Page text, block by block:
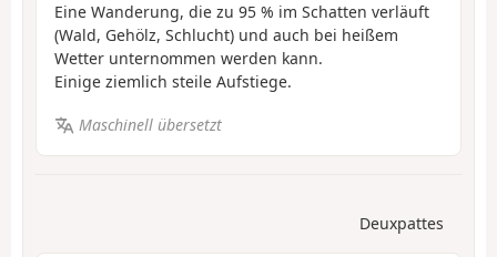
Eine Wanderung, die zu 95 % im Schatten verläuft
(Wald, Gehölz, Schlucht) und auch bei heißem
Wetter unternommen werden kann.
Einige ziemlich steile Aufstiege.
Maschinell übersetzt
Deuxpattes